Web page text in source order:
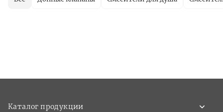
Каталог продукции